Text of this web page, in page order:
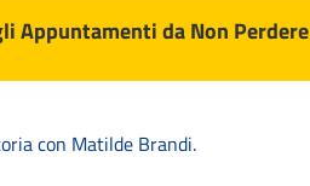
Appuntamenti da Non Perdere
con Matilde Brandi.